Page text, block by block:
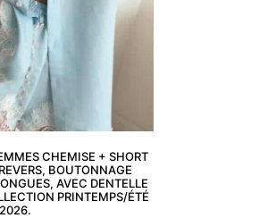
CHEMISE + SHORT
BOUTONNAGE
AVEC DENTELLE
PRINTEMPS/ÉTÉ
2026.